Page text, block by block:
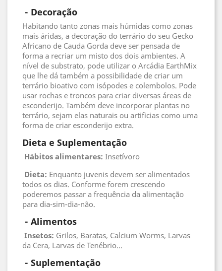
- Decoração
Habitando tanto zonas mais húmidas como zonas
mais áridas, a decoração do terrário do seu Gecko
Africano de Cauda Gorda deve ser pensada de
forma a recriar um misto dos dois ambientes. A
nível de substrato, pode utilizar o Arcádia EarthMix
que lhe dá também a possibilidade de criar um
terrário bioativo com isópodes e colembolos. Pode
usar rochas e troncos para criar diversas áreas de
esconderijo. Também deve incorporar plantas no
terrário, sejam elas naturais ou artificias como uma
forma de criar esconderijo extra.
Dieta e Suplementação
Hábitos alimentares: Insetívoro
Dieta: Enquanto juvenis devem ser alimentados
todos os dias. Conforme forem crescendo
poderemos passar a frequência da alimentação
para dia-sim-dia-não.
- Alimentos
Insetos: Grilos, Baratas, Calcium Worms, Larvas
da Cera, Larvas de Tenébrio...
- Suplementação